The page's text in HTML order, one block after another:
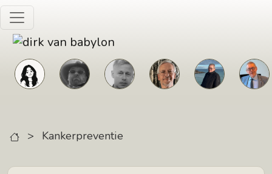
Skip to main content
> Kankerpreventie